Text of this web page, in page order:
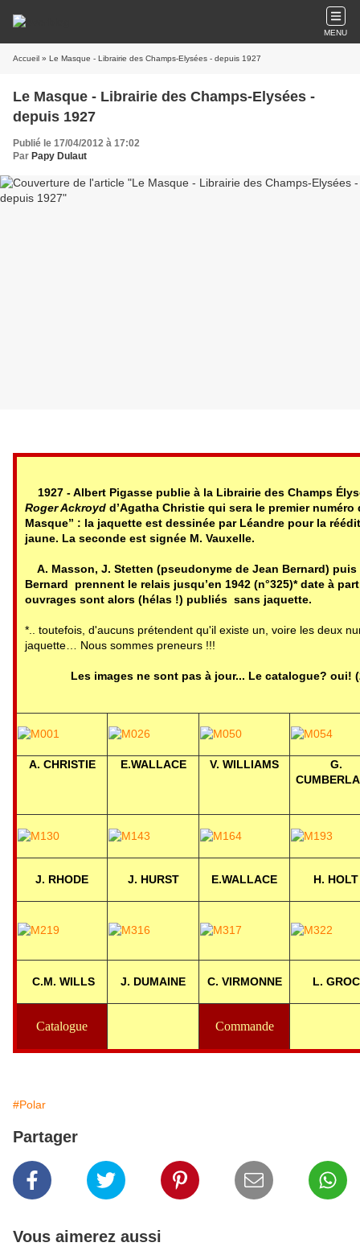
MENU
Accueil » Le Masque - Librairie des Champs-Elysées - depuis 1927
Le Masque - Librairie des Champs-Elysées -
depuis 1927
Publié le 17/04/2012 à 17:02
Par Papy Dulaut
1927 - Albert Pigasse publie à la Librairie des Champs
Roger Ackroyd d’Agatha Christie qui sera le premier
Masque” : la jaquette est dessinée par Léandre pour la
jaune. La seconde est signée M. Vauxelle.
A. Masson, J. Stetten (pseudonyme de Jean Bernard) puis
Bernard prennent le relais jusqu’en 1942 (n°325)* date à
ouvrages sont alors (hélas !) publiés sans jaquette.
*.. toutefois, d'aucuns prétendent qu'il existe un, voire les deux
jaquette… Nous sommes preneurs !!!
Les images ne sont pas à jour... Le catalogue? oui!
A. CHRISTIE E.WALLACE V. WILLIAMS
G.
J. RHODE J. HURST E.WALLACE H. HOLT
C.M. WILLS J. DUMAINE C. VIRMONNE L. GROC
Catalogue Commande
#Polar
Partager
Vous aimerez aussi